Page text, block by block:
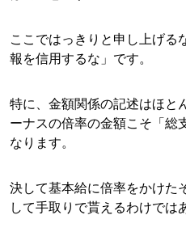
ここではっきりと申し上げる
報を信用するな」です。
特に、金額関係の記述はほと
ーナスの倍率の金額こそ「総
なります。
決して基本給に倍率をかけた
して手取りで貰えるわけでは